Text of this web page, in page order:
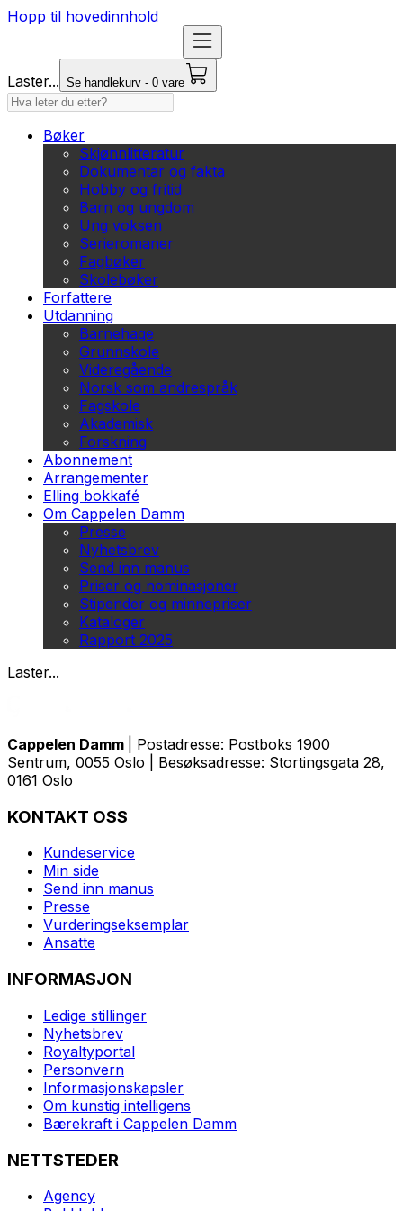
Hopp til hovedinnhold
Laster... Se handlekurv - 0 vare
Bøker
Skjønnlitteratur
Dokumentar og fakta
Hobby og fritid
Barn og ungdom
Ung voksen
Serieromaner
Fagbøker
Skolebøker
Forfattere
Utdanning
Barnehage
Grunnskole
Videregående
Norsk som andrespråk
Fagskole
Akademisk
Forskning
Abonnement
Arrangementer
Elling bokkafé
Om Cappelen Damm
Presse
Nyhetsbrev
Send inn manus
Priser og nominasjoner
Stipender og minnepriser
Kataloger
Rapport 2025
Laster...
Cappelen Damm
| Postadresse: Postboks 1900
Sentrum, 0055 Oslo | Besøksadresse: Stortingsgata 28,
0161 Oslo
KONTAKT OSS
Kundeservice
Min side
Send inn manus
Presse
Vurderingseksemplar
Ansatte
INFORMASJON
Ledige stillinger
Nyhetsbrev
Royaltyportal
Personvern
Informasjonskapsler
Om kunstig intelligens
Bærekraft i Cappelen Damm
NETTSTEDER
Agency